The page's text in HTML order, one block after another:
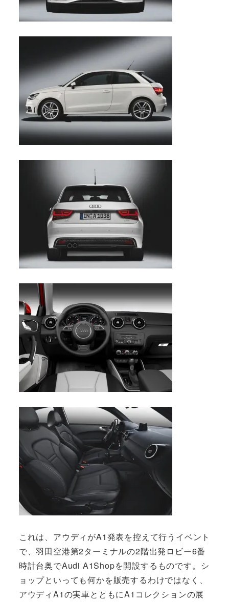
これは、アウディがA1発表を控えて行うイベント
で、羽田空港第2ターミナルの2階出発ロビー6番
時計台奥でAudi A1Shopを開設するものです。シ
ョップといっても何かを販売するわけではなく、
アウディA1の実車とともにA1コレクションの展